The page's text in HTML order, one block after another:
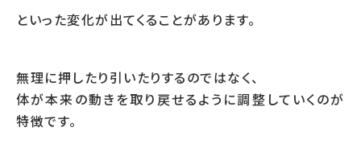
といった変化が出てくることがあります。
無理に押したり引いたりするのではなく、
体が本来の動きを取り戻せるように調整していくのが
特徴です。